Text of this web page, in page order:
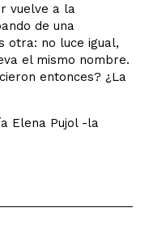
vuelve a la
de una
otra: no luce igual,
el mismo nombre.
entonces? ¿La
Elena Pujol -la